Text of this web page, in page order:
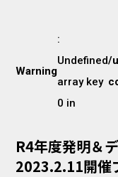
Warning
:
Undefined
array key
0 in
/
R4年度発明＆
2023.2.11開催